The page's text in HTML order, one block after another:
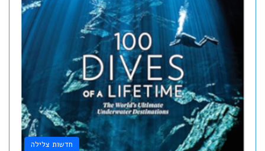
חדשות צלילה